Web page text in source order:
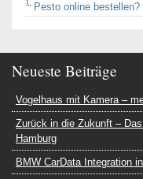
Pesto online bestellen?
Neueste Beiträge
Vogelhaus mit Kamera –
Zurück in die Zukunft –
Hamburg
BMW CarData Integration